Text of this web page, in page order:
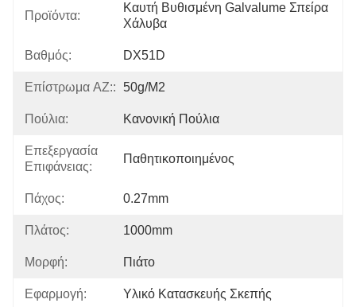
Προϊόντα:
Καυτή Βυθισμένη Galvalume Σπείρα
Χάλυβα
Βαθμός: DX51D
Επίστρωμα AZ:: 50g/m2
Πούλια: Κανονική Πούλια
Επεξεργασία
Επιφάνειας:
Παθητικοποιημένος
Πάχος: 0.27mm
Πλάτος: 1000mm
Μορφή: Πιάτο
Εφαρμογή: Υλικό Κατασκευής Σκεπής